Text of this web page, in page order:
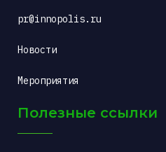
pr@innopolis.ru
Новости
Мероприятия
Полезные ссылки